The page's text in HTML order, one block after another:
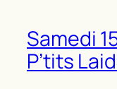
Samedi
P’tits